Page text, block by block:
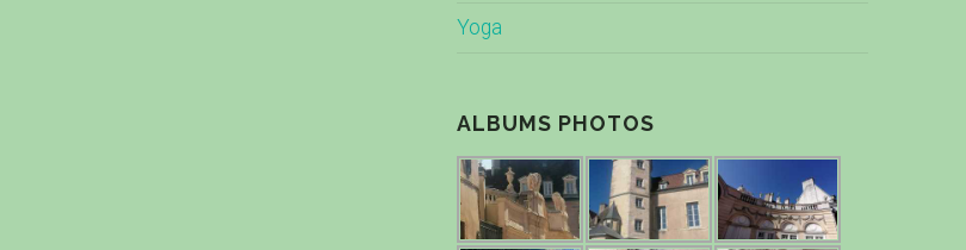
Yoga
ALBUMS PHOTOS